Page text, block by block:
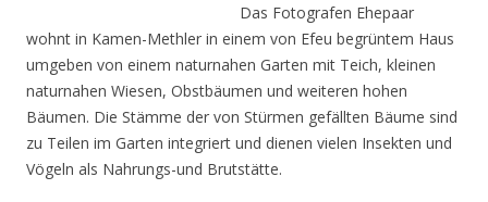
Das Fotografen Ehepaar
wohnt in Kamen-Methler in einem von Efeu begrüntem Haus
umgeben von einem naturnahen Garten mit Teich, kleinen
naturnahen Wiesen, Obstbäumen und weiteren hohen
Bäumen. Die Stämme der von Stürmen gefällten Bäume sind
zu Teilen im Garten integriert und dienen vielen Insekten und
Vögeln als Nahrungs-und Brutstätte.